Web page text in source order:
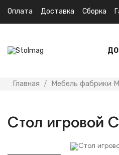
Оплата Доставка Сборка
Главная Мебель фабрики
Стол игровой